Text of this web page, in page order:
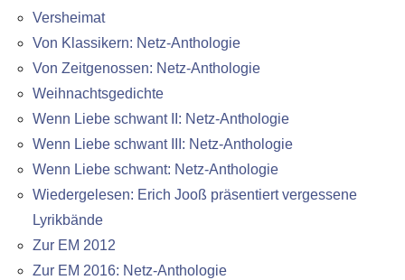
Versheimat
Von Klassikern: Netz-Anthologie
Von Zeitgenossen: Netz-Anthologie
Weihnachtsgedichte
Wenn Liebe schwant II: Netz-Anthologie
Wenn Liebe schwant III: Netz-Anthologie
Wenn Liebe schwant: Netz-Anthologie
Wiedergelesen: Erich Jooß präsentiert vergessene
Lyrikbände
Zur EM 2012
Zur EM 2016: Netz-Anthologie